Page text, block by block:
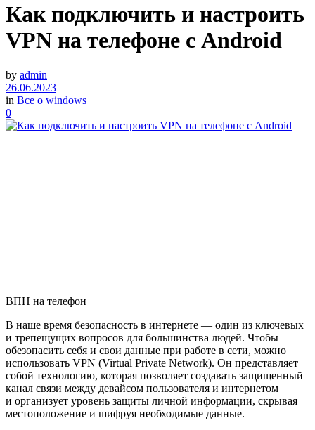
Как подключить и настроить
VPN на телефоне с Android
by admin
26.06.2023
in Все о windows
0
ВПН на телефон
В наше время безопасность в интернете — один из ключевых
и трепещущих вопросов для большинства людей. Чтобы
обезопасить себя и свои данные при работе в сети, можно
использовать VPN (Virtual Private Network). Он представляет
собой технологию, которая позволяет создавать защищенный
канал связи между девайсом пользователя и интернетом
и организует уровень защиты личной информации, скрывая
местоположение и шифруя необходимые данные.